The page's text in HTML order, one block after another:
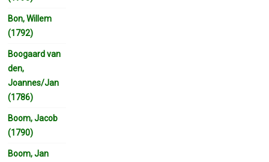
Bon, Willem
(1792)
Boogaard van
den,
Joannes/Jan
(1786)
Boom, Jacob
(1790)
Boom, Jan